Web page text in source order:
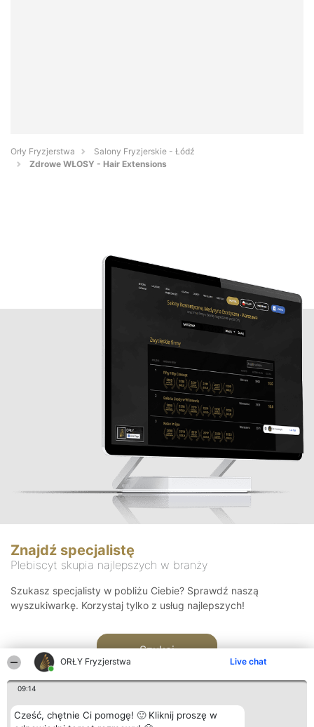
ORŁY Fryzjerstwa Live chat
09:14
Cześć, chętnie Ci pomogę! 🙂 Kliknij proszę w
Orły Fryzjerstwa
Salony Fryzjerskie - Łódź
Zdrowe WŁOSY - Hair Extensions
Znajdź specjalistę
Plebiscyt skupia najlepszych w branży
Szukasz specjalisty w pobliżu Ciebie? Sprawdź naszą
wyszukiwarkę. Korzystaj tylko z usług najlepszych!
Szukaj